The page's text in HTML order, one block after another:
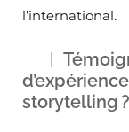
l’international.
storytelling ?